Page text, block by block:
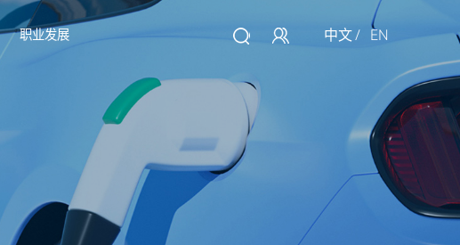
电子与大数据
职业发展 中文/ EN